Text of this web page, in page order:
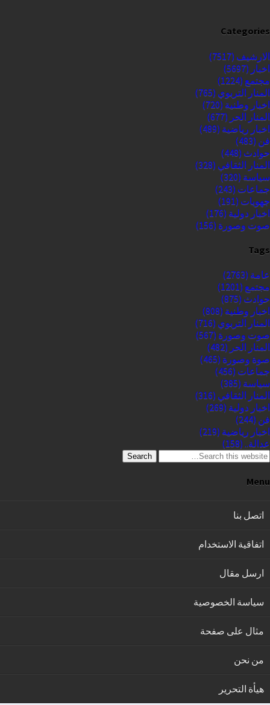
Categories
الارشيف (7517)
اخبار (5697)
مجتمع (1224)
المنار التربوي (765)
اخبار وطنية (720)
المنار الحر (677)
اخبار رياضية (489)
فن (483)
حوادث (448)
المنار الثقافي (328)
سياسة (320)
جماعات (243)
جهويات (191)
اخبار دولية (176)
صوت وصورة (156)
Tags
عامة (2763)
مجتمع (1201)
حوادث (875)
اخبار وطنية (808)
المنار التربوي (716)
صوت وصورة (567)
المنار الحر (482)
صوة وصورة (465)
جماعات (456)
سياسة (385)
المنار الثقافي (316)
اخبار دولية (269)
فن (244)
اخبار رياضية (219)
عدالة.. (158)
Search
Menu
اتصل بنا
اتفاقية الاستخدام
ارسل مقال
سياسة الخصوصية
مثال على صفحة
من نحن
هيأة التحرير